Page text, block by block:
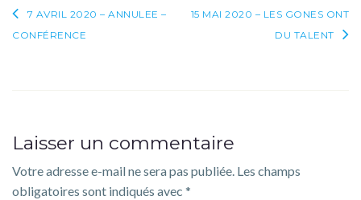
Navigation
de
7 AVRIL 2020 – ANNULEE –
CONFÉRENCE
15 MAI 2020 – LES GONES ONT
DU TALENT
Laisser un commentaire
Votre adresse e-mail ne sera pas publiée. Les champs
obligatoires sont indiqués avec *